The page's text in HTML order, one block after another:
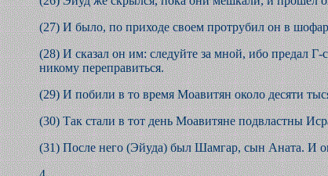
(27) И было, по приходе своем протрубил он в
(28) И сказал он им: следуйте за мной, ибо предал
никому переправиться.
(29) И побили в то время Моавитян около десяти
(30) Так стали в тот день Моавитяне подвластны
(31) После него (Эйуда) был Шамгар, сын Аната. И